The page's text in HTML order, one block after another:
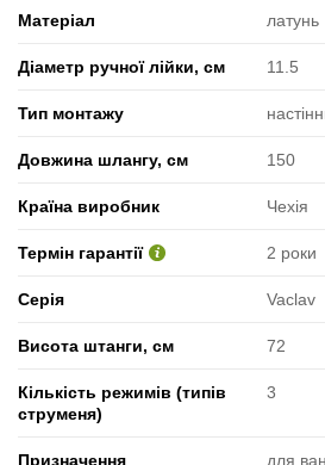
Матеріал латунь
Діаметр ручної лійки, см 11.5
Тип монтажу
Довжина шлангу, см 150
Країна виробник Чехія
Термін гарантії 2 роки
Серія Vaclav
Висота штанги, см 72
Кількість режимів (типів
струменя)
3
Призначення для